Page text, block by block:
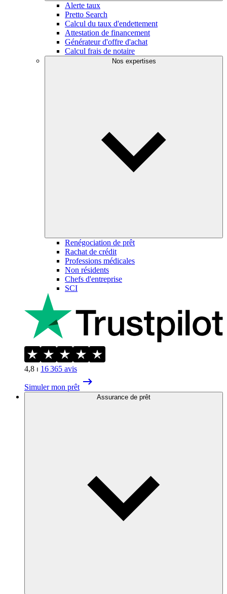
Alerte taux
Pretto Search
Calcul du taux d'endettement
Attestation de financement
Générateur d'offre d'achat
Calcul frais de notaire
Nos expertises
Renégociation de prêt
Rachat de crédit
Professions médicales
Non résidents
Chefs d'entreprise
SCI
4,8 ⏐ 16 365 avis
Simuler mon prêt
Assurance de prêt